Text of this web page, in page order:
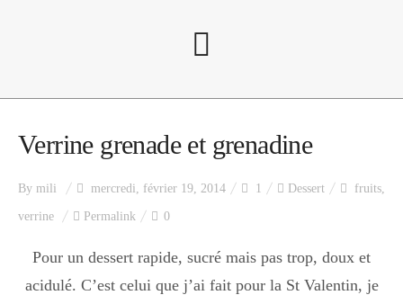
A propos
Index des recettes
Catégories
Verrine grenade et grenadine
By mili mercredi, février 19, 2014 1 Dessert fruits,
verrine Permalink 0
Pour un dessert rapide, sucré mais pas trop, doux et
acidulé. C’est celui que j’ai fait pour la St Valentin, je